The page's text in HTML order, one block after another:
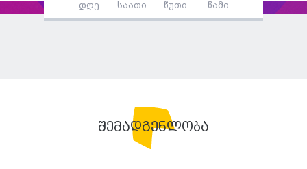
დღე საათი წუთი წამი
შემადგენლობა